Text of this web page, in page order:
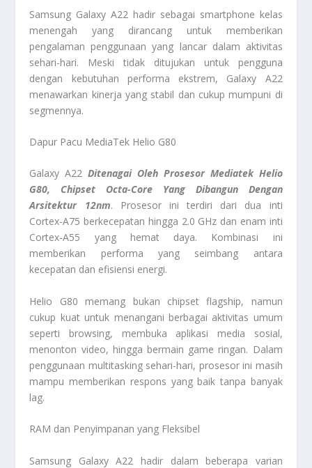
Samsung Galaxy A22 hadir sebagai smartphone kelas
menengah yang dirancang untuk memberikan
pengalaman penggunaan yang lancar dalam aktivitas
sehari-hari. Meski tidak ditujukan untuk pengguna
dengan kebutuhan performa ekstrem, Galaxy A22
menawarkan kinerja yang stabil dan cukup mumpuni di
segmennya.
Dapur Pacu MediaTek Helio G80
Galaxy A22Ditenagai Oleh Prosesor Mediatek Helio
G80, Chipset Octa-Core Yang Dibangun Dengan
Arsitektur 12nm. Prosesor ini terdiri dari dua inti
Cortex-A75 berkecepatan hingga 2.0 GHz dan enam inti
Cortex-A55 yang hemat daya. Kombinasi ini
memberikan performa yang seimbang antara
kecepatan dan efisiensi energi.
Helio G80 memang bukan chipset flagship, namun
cukup kuat untuk menangani berbagai aktivitas umum
seperti browsing, membuka aplikasi media sosial,
menonton video, hingga bermain game ringan. Dalam
penggunaan multitasking sehari-hari, prosesor ini masih
mampu memberikan respons yang baik tanpa banyak
lag.
RAM dan Penyimpanan yang Fleksibel
Samsung Galaxy A22 hadir dalam beberapa varian